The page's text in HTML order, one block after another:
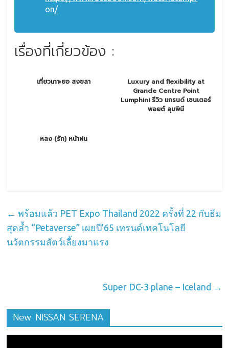
on/
เรื่องที่เกี่ยวข้อง :
เที่ยวเกาะยอ สงขลา
Luxury and flexibility at
Grande Centre Point
Lumphini รีวิว แกรนด์ เซนเตอร์
พอยต์ ลุมพินี
หลง (รัก) หน้าฝน
← พร้อมแล้ว PET Expo Thailand 2022 ครั้งที่ 22 กับธีม
สุดล้ำ “Petaverse” เผยปี’65 เทรนด์เทคโนโลยี
นวัตกรรมสัตว์เลี้ยงมาแรง
Super DC-3 plane – Iceland →
New NISSAN SERENA